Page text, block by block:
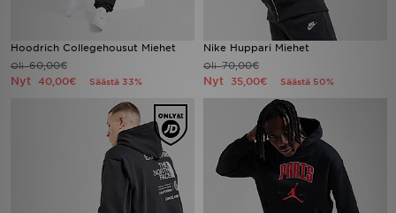
Hoodrich Collegehousut Miehet
Oli60,00€
Nyt 40,00€ Säästä 33%
Nike Huppari Miehet
Oli70,00€
Nyt 35,00€ Säästä 50%